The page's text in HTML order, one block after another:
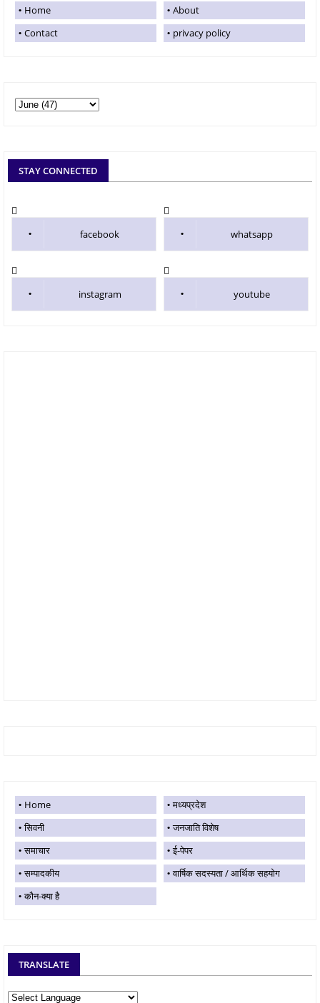
Home
About
Contact
privacy policy
STAY CONNECTED
facebook whatsapp
instagram youtube
Home
मध्यप्रदेश
सिवनी
जनजाति विशेष
समाचार
ई-पेपर
सम्पादकीय
वार्षिक सदस्यता / आर्थिक सहयोग
कौन-क्या है
TRANSLATE